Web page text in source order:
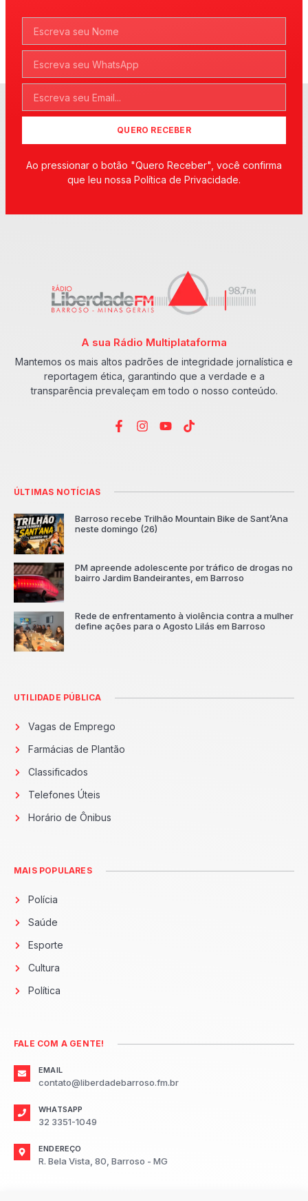
QUERO RECEBER
Ao pressionar o botão "Quero Receber", você confirma
que leu nossa Política de Privacidade.
A sua Rádio Multiplataforma
Mantemos os mais altos padrões de integridade jornalística e
reportagem ética, garantindo que a verdade e a
transparência prevaleçam em todo o nosso conteúdo.
ÚLTIMAS NOTÍCIAS
Barroso recebe Trilhão Mountain Bike de Sant’Ana
neste domingo (26)
PM apreende adolescente por tráfico de drogas no
bairro Jardim Bandeirantes, em Barroso
Rede de enfrentamento à violência contra a mulher
define ações para o Agosto Lilás em Barroso
UTILIDADE PÚBLICA
Vagas de Emprego
Farmácias de Plantão
Classificados
Telefones Úteis
Horário de Ônibus
MAIS POPULARES
Polícia
Saúde
Esporte
Cultura
Política
FALE COM A GENTE!
EMAIL
contato@liberdadebarroso.fm.br
WHATSAPP
32 3351-1049
ENDEREÇO
R. Bela Vista, 80, Barroso - MG